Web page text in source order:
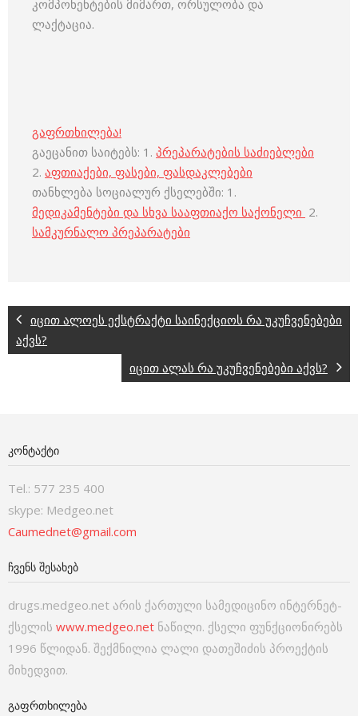
კომპონენტების მიმართ, ორსულობა და
ლაქტაცია.
გაფრთხილება!
გაეცანით საიტებს: 1. პრეპარატების საძიებლები
2. აფთიაქები, ფასები, ფასდაკლებები
თანხლება სოციალურ ქსელებში: 1.
მედიკამენტები და სხვა სააფთიაქო საქონელი 2.
სამკურნალო პრეპარატები
იცით ალოეს ექსტრაქტი საინექციოს რა უკუჩვენებები
აქვს?
იცით ალას რა უკუჩვენებები აქვს?
ᲙᲝᲜᲢᲐᲥᲢᲘ
Tel.: 577 235 400
skype: Medgeo.net
Caumednet@gmail.com
ᲩᲕᲔᲜᲡ ᲨᲔᲡᲐᲮᲔᲑ
drugs.medgeo.net არის ქართული სამედიცინო ინტერნეტ-
ქსელის www.medgeo.net ნაწილი. ქსელი ფუნქციონირებს
1996 წლიდან. შექმნილია ლალი დათეშიძის პროექტის
მიხედვით.
ᲒᲐᲤᲠᲗᲮᲘᲚᲔᲑᲐ